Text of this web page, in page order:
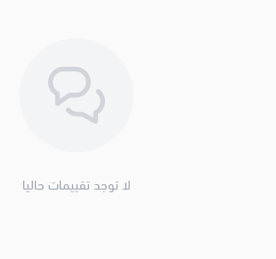
لا توجد تقييمات حاليا